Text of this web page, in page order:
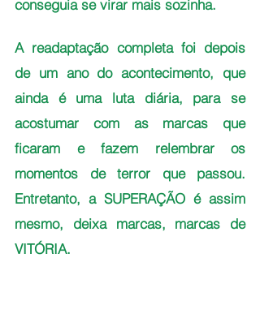
conseguia se virar mais sozinha.
A readaptação completa foi depois
de um ano do acontecimento, que
ainda é uma luta diária, para se
acostumar com as marcas que
ficaram e fazem relembrar os
momentos de terror que passou.
Entretanto, a SUPERAÇÃO é assim
mesmo, deixa marcas, marcas de
VITÓRIA.